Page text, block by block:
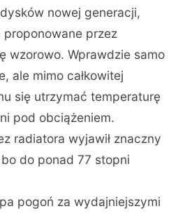
nowej generacji,
proponowane przez
wzorowo. Wprawdzie samo
ale mimo całkowitej
się utrzymać temperaturę
pod obciążeniem.
radiatora wyjawił znaczny
do ponad 77 stopni
pogoń za wydajniejszymi